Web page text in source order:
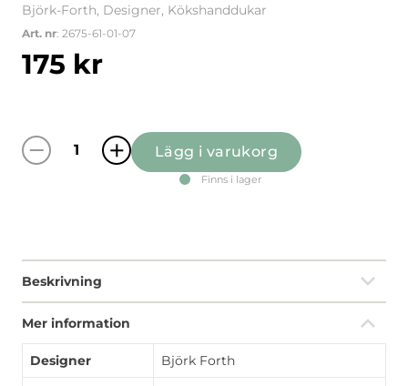
Björk-Forth, Designer, Kökshanddukar
Art. nr: 2675-61-01-07
175 kr
Kitty gul kökshandduk mängd
Lägg i varukorg
Finns i lager
Beskrivning
Mer information
Designer Björk Forth